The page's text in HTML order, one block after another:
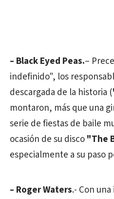
– Black Eyed Peas.–
indefinido", los
descargada de la historia (
montaron, más que una
serie de fiestas de baile
ocasión de su disco"The
especialmente a su paso
– Roger Waters.- Con